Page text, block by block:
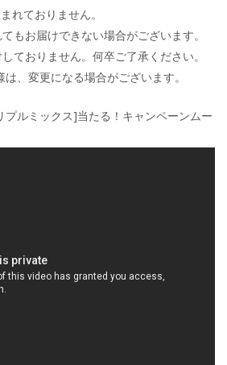
れておりません。
もお届けできない場合がございます。
ておりません。何卒ご了承ください。
、変更になる場合がございます。
ルミックス]当たる！キャンペーンムー